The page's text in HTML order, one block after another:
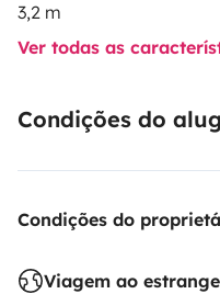
3,2 m
Ver todas as
Condições do
Condições do
Viagem ao